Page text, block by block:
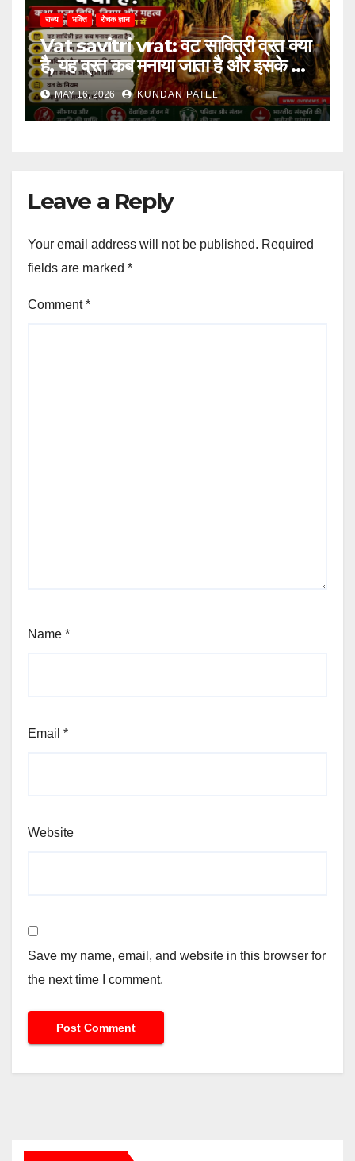
राज्य भक्ति रोचक ज्ञान
Vat savitri vrat: वट सावित्री व्रत क्या
है, यह व्रत कब मनाया जाता है और इसके पीछे
की कहानी क्या है?..
MAY 16, 2026 KUNDAN PATEL
Leave a Reply
Your email address will not be published. Required
fields are marked *
Comment*
Name *
Email *
Website
Save my name, email, and website in this browser for
the next time I comment.